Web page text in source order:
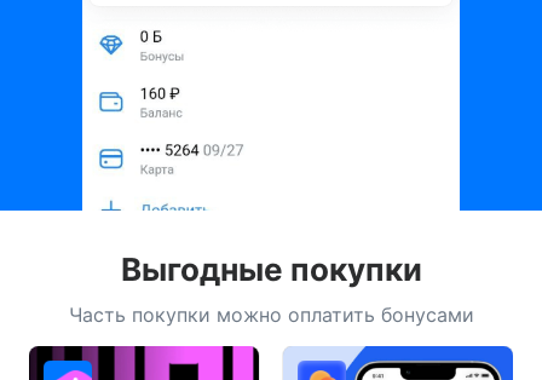
Выгодные покупки
Часть покупки можно оплатить бонусами